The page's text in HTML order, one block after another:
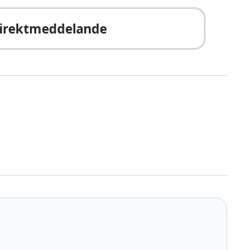
och hjälper kunder i
av snickeriarbeten.